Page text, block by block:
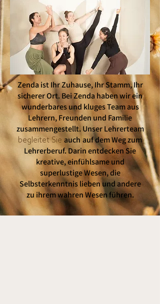
Zenda ist Ihr Zuhause, Ihr Stamm, Ihr
sicherer Ort. Bei Zenda haben wir ein
wunderbares und kluges Team aus
Lehrern, Freunden und Familie
zusammengestellt. Unser Lehrerteam
begleitet Sie auch auf dem Weg zum
Lehrerberuf. Darin entdecken Sie
kreative, einfühlsame und
superlustige Wesen, die
Selbsterkenntnis lieben und andere
zu ihrem wahren Wesen führen.